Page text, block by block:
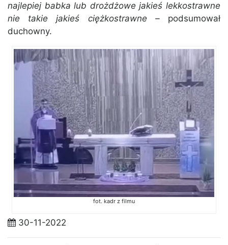
najlepiej babka lub drożdżowe jakieś lekkostrawne
nie takie jakieś ciężkostrawne –podsumował
duchowny.
fot. kadr z filmu
30-11-2022